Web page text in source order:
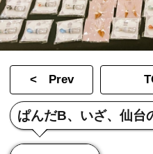
< Prev
ぱんだB、いざ、仙台